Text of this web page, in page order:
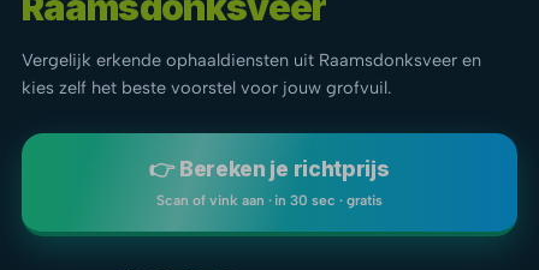
Vergelijk erkende ophaaldiensten uit Raamsdonksveer en
kies zelf het beste voorstel voor jouw grofvuil.
👉 Bereken je richtprijs
Scan of vink aan · in 30 sec · gratis